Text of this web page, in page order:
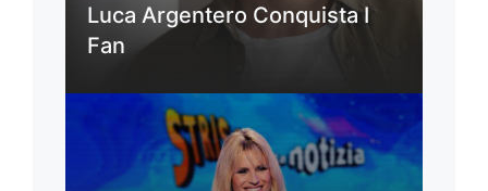
Luca Argentero Conquista I
Fan